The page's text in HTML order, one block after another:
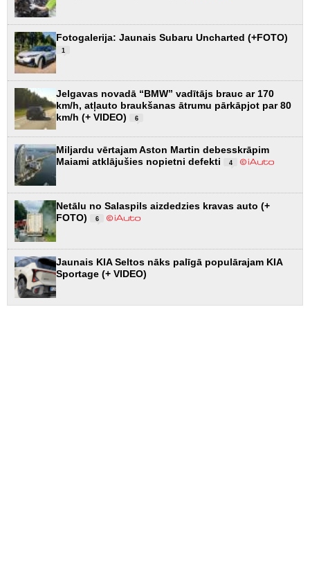
Fotogalerija: Jaunais Subaru Uncharted (+FOTO)
1
Jelgavas novadā “BMW” vadītājs brauc ar 170
km/h, atļauto braukšanas ātrumu pārkāpjot par 80
km/h (+ VIDEO)
6
Miljardu vērtajam Aston Martin debesskrāpim
Maiami atklājušies nopietni defekti
4
Netālu no Salaspils aizdedzies kravas auto (+
FOTO)
6
Jaunais KIA Seltos nāks palīgā populārajam KIA
Sportage (+ VIDEO)